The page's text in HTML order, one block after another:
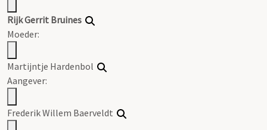
RijkGerrit Bruines
Moeder:
Martijntje Hardenbol
Aangever:
Frederik Willem Baerveldt